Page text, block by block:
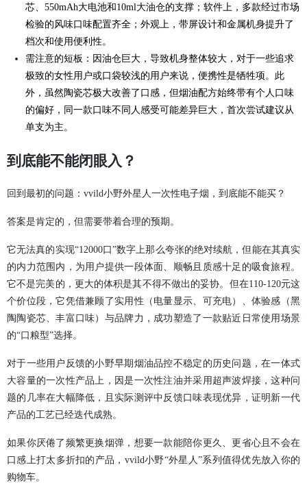
芯、550mAh大电池和10ml大油仓的支撑；软件上，多款经过市场
检验的风味口味配置齐全；外观上，带屏设计和金属机身提升了
档次和使用便利性。
需注意的短板：因油仓巨大，导致机身整体较大，对于一些追求
极致的女性用户或口袋较浅的用户来说，便携性是牺牲项。此
外，虽然陶瓷芯极大改善了口感，但烟油配方始终带有个人口味
的偏好，同一款口味不同人感受可能差异巨大，首次尝试建议从
单支为主。
到底能不能闭眼入？
回到最初的问题：vvild小野外星人一次性电子烟，到底能不能买？
答案是肯定的，但需要带着合理的预期。
它无法真的实现“12000口”数字上那么夸张的绝对续航，但能在其真实
的内力范围内，为用户提供一段体面、顺畅且质感十足的吸食旅程。
它不是完美的，更大的体积是其不得不做出的妥协。但在110-120元这
个价位段，它凭借兼顾了实用性（电量显示、可充电）、体验感（黑
陶陶瓷芯、丰富口味）与品牌力，成功塑造了一款贴近日常使用场景
的“口粮型”选择。
对于一些用户反馈的小野早期烟油品控不稳定的历史问题，在一体式
大容量的一次性产品上，因是一次性注油并采用超声波焊接，这种问
题的几率在大幅降低，且实际测评中反馈口味表现优异，证明新一代
产品的工艺已经迭代成熟。
如果你厌倦了频繁更换烟弹，想要一款能陪你更久、更省心且不会在
口感上打太多折扣的产品，vvild小野“外星人”系列值得优先放入你的
购物车。